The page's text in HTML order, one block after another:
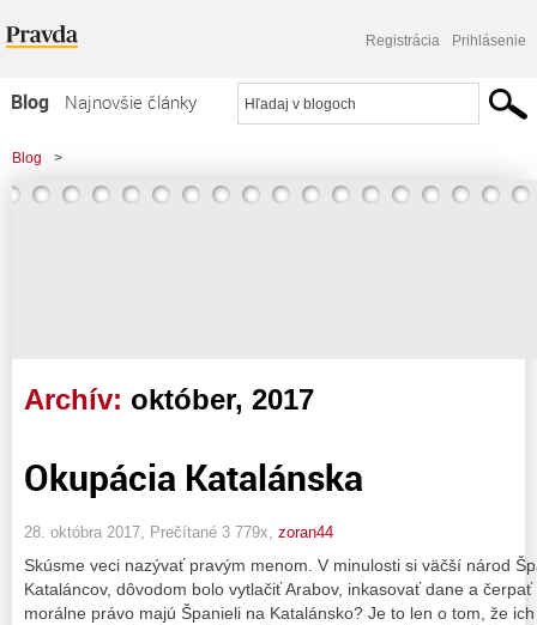
Registrácia Prihlásenie
Blog
Najnovšie články
Najčítanejšie články
Najkomentovanejšie články
Blog >
Archív: október, 2017
Okupácia Katalánska
28. októbra 2017, Prečítané 3 779x, zoran44
Skúsme veci nazývať pravým menom. V minulosti si väčší národ
Kataláncov, dôvodom bolo vytlačiť Arabov, inkasovať dane a
morálne právo majú Španieli na Katalánsko? Je to len o tom, že